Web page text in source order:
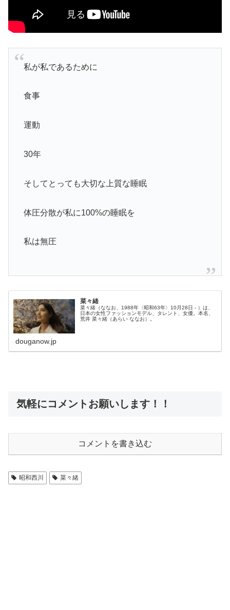
私が私であるために
食事
運動
30年
そしてとっても大切な上質な睡眠
体圧分散が私に100%の睡眠を
私は無圧
菜々緒
菜々緒（ななお、1988年〈昭和63年〉10月28日 - ）は、
日本の女性ファッションモデル、タレント、女優。本名、
荒井 菜々緒（あらい ななお）。
douganow.jp
気軽にコメントお願いします！！
コメントを書き込む
昭和西川 菜々緒